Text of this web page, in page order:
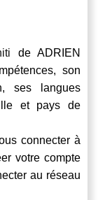
de ADRIEN
son
ses langues
et pays de
connecter à
votre compte
au réseau